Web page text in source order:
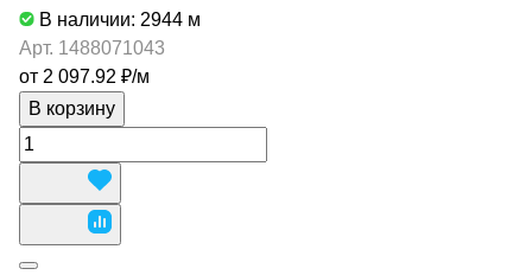
В наличии: 2944 м
Арт. 1488071043
от 2 097.92 ₽/м
В корзину